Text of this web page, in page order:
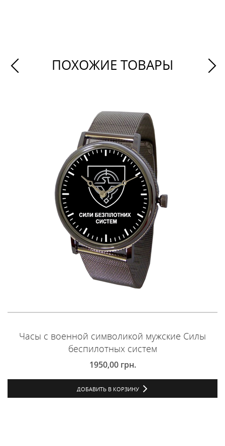
ПОХОЖИЕ ТОВАРЫ
Часы с военной символикой мужские Силы
беспилотных систем
1950,00 грн.
ДОБАВИТЬ В КОРЗИНУ